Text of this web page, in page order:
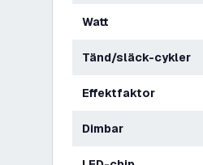
Watt
Tänd/släck-cykler
Effektfaktor
Dimbar